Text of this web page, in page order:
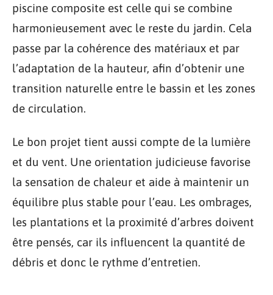
piscine composite est celle qui se combine
harmonieusement avec le reste du jardin. Cela
passe par la cohérence des matériaux et par
l’adaptation de la hauteur, afin d’obtenir une
transition naturelle entre le bassin et les zones
de circulation.
Le bon projet tient aussi compte de la lumière
et du vent. Une orientation judicieuse favorise
la sensation de chaleur et aide à maintenir un
équilibre plus stable pour l’eau. Les ombrages,
les plantations et la proximité d’arbres doivent
être pensés, car ils influencent la quantité de
débris et donc le rythme d’entretien.